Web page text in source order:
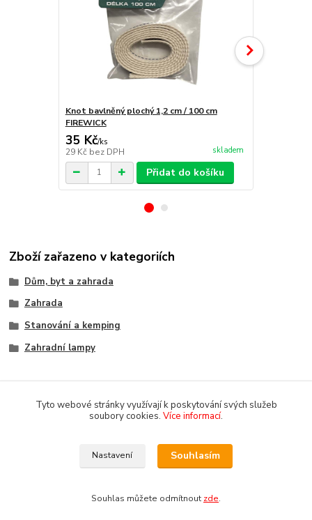
Knot bavlněný plochý 1,2 cm / 100 cm
FIREWICK
35 Kč/ks
29 Kč bez DPH skladem
Přidat do košíku
Zboží zařazeno v kategoriích
Dům, byt a zahrada
Zahrada
Stanování a kemping
Zahradní lampy
Copyright 2018-2025 DOMOMARKET.CZ
Tyto webové stránky využívají k poskytování svých služeb
soubory cookies. Více informací.
Nastavení Souhlasím
Souhlas můžete odmítnout zde.